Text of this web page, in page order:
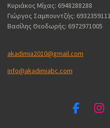
Κυριάκος Μίχας: 6948288288
Γιώργος Σαμπουντζής: 6932359111
Βασίλης Θεοδωρής: 6972971005
akadimia2010@gmail.com
info@akadimiabc.com
F
I